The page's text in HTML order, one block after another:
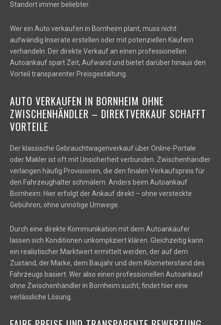
Standort immer beliebter.
Wer ein Auto verkaufen in Bornheim plant, muss nicht
aufwändig Inserate erstellen oder mit potenziellen Käufern
verhandeln. Der direkte Verkauf an einen professionellen
Autoankauf spart Zeit, Aufwand und bietet darüber hinaus den
Vorteil transparenter Preisgestaltung.
AUTO VERKAUFEN IN BORNHEIM OHNE
ZWISCHENHÄNDLER – DIREKTVERKAUF SCHAFFT
VORTEILE
Der klassische Gebrauchtwagenverkauf über Online-Portale
oder Makler ist oft mit Unsicherheit verbunden. Zwischenhändler
verlangen häufig Provisionen, die den finalen Verkaufspreis für
den Fahrzeughalter schmälern. Anders beim Autoankauf
Bornheim: Hier erfolgt der Ankauf direkt – ohne versteckte
Gebühren, ohne unnötige Umwege.
Durch eine direkte Kommunikation mit dem Autoankäufer
lassen sich Konditionen unkompliziert klären. Gleichzeitig kann
ein realistischer Marktwert ermittelt werden, der auf dem
Zustand, der Marke, dem Baujahr und dem Kilometerstand des
Fahrzeugs basiert. Wer also einen professionellen Autoankauf
ohne Zwischenhändler in Bornheim sucht, findet hier eine
verlässliche Lösung.